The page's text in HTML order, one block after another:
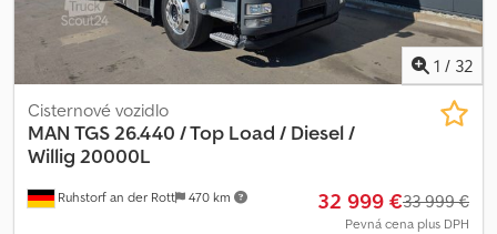
1 / 32
Ruhstorf an der Rott 470 km
Cisternové vozidlo
MAN TGS 26.440 / Top Load / Diesel /
Willig 20000L
32 999 €33 999 €
Pevná cena plus DPH